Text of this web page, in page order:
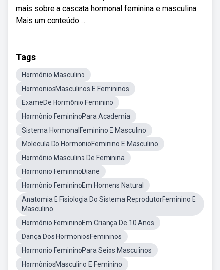
mais sobre a cascata hormonal feminina e masculina.
Mais um conteúdo ...
Tags
Hormônio Masculino
HormoniosMasculinos E Femininos
ExameDe Hormônio Feminino
Hormônio FemininoPara Academia
Sistema HormonalFeminino E Masculino
Molecula Do HormonioFeminino E Masculino
Hormônio Masculina De Feminina
Hormônio FemininoDiane
Hormônio FemininoEm Homens Natural
Anatomia E Fisiologia Do Sistema ReprodutorFeminino E
Masculino
Hormônio FemininoEm Criança De 10 Anos
Dança Dos HormoniosFemininos
Hormonio FemininoPara Seios Masculinos
HormôniosMasculino E Feminino